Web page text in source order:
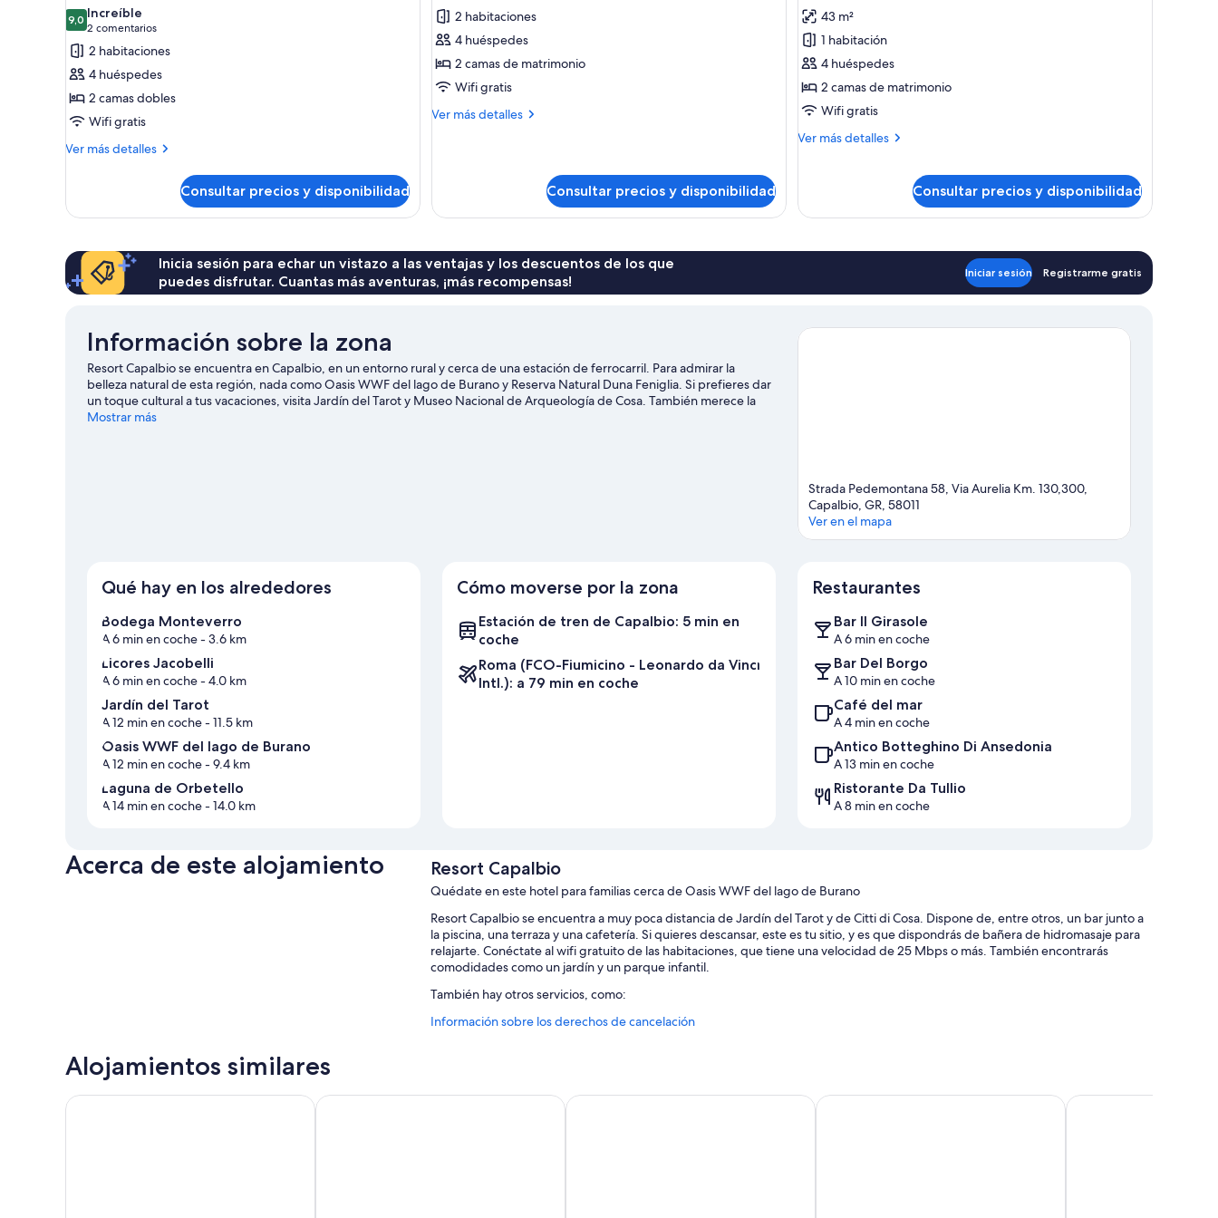
las
fotos
de
Cottage
Club
2
9,09,0 de 10
Increíble
2 comentarios
(2 comentarios)
2 habitaciones
4 huéspedes
2 camas dobles
Wifi gratis
Ver más detalles
Más
Club
Consultar precios y disponibilidad
las
fotos
de
New
Cottage
2 habitaciones
4 huéspedes
2 camas de matrimonio
Wifi gratis
Ver más detalles
Más
Consultar precios y disponibilidad
las
fotos
de
Habitación
familiar
43 m²
1 habitación
4 huéspedes
2 camas de matrimonio
Wifi gratis
Ver más detalles
Más
Consultar precios y disponibilidad
Inicia sesión para echar un vistazo a las ventajas y los descuentos de los que
puedes disfrutar. Cuantas más aventuras, ¡más recompensas!
Iniciar sesión Registrarme gratis
Información sobre la zona
Resort Capalbio se encuentra en Capalbio, en un entorno rural y cerca de una estación de ferrocarril. Para admirar la
belleza natural de esta región, nada como Oasis WWF del lago de Burano y Reserva Natural Duna Feniglia. Si prefieres dar
un toque cultural a tus vacaciones, visita Jardín del Tarot y Museo Nacional de Arqueología de Cosa. También merece la
pena acercarse a Citti di Cosa y Catedral. Reserva algo de tiempo para visitar las bodegas de la zona, o ve en busca de
Mostrar más
Strada Pedemontana 58, Via Aurelia Km. 130,300,
Capalbio, GR, 58011
Ver en el mapa
Qué hay en los alrededores
Bodega Monteverro
A 6 min en coche- 3.6 km
Licores Jacobelli
A 6 min en coche- 4.0 km
Jardín del Tarot
A 12 min en coche- 11.5 km
Oasis WWF del lago de Burano
A 12 min en coche- 9.4 km
Laguna de Orbetello
A 14 min en coche- 14.0 km
Cómo moverse por la zona
Estación de tren de Capalbio: 5 min en
coche
Roma (FCO-Fiumicino - Leonardo da Vinci
Intl.): a 79 min en coche
Restaurantes
Bar Il Girasole
A 6 min en coche
Bar Del Borgo
A 10 min en coche
Café del mar
A 4 min en coche
Antico Botteghino Di Ansedonia
A 13 min en coche
Ristorante Da Tullio
A 8 min en coche
Acerca de este alojamiento Resort Capalbio
Quédate en este hotel para familias cerca de Oasis WWF del lago de Burano
Resort Capalbio se encuentra a muy poca distancia de Jardín del Tarot y de Citti di Cosa. Dispone de, entre otros, un bar junto a
la piscina, una terraza y una cafetería. Si quieres descansar, este es tu sitio, y es que dispondrás de bañera de hidromasaje para
relajarte. Conéctate al wifi gratuito de las habitaciones, que tiene una velocidad de 25 Mbps o más. También encontrarás
comodidades como un jardín y un parque infantil.
También hay otros servicios, como:
Una piscina al aire libre de temporada con tumbonas y sombrillas
Servicio de traslado desde la estación de trenes, una caja fuerte en recepción y una sala de ordenadores
Información sobre los derechos de cancelación
Alojamientos similares
Valle del Buttero Hotel Residence Hotel Terme Marine Leopoldo II Fattoria La Principina Hotel & CongressResort Locanda Rossa Grand Hotel Impero -